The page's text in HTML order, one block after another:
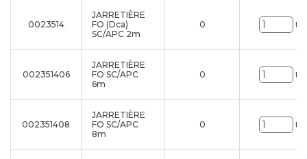
0023514
JARRETIÈRE
FO (Dca)
SC/APC 2m
0
002351406
JARRETIÈRE
FO SC/APC
6m
0
002351408
JARRETIÈRE
FO SC/APC
8m
0